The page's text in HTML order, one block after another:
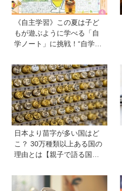
《自主学習》この夏は子ど
もが遊ぶように学べる「自
学ノート」に挑戦！“自学指
諭の森川正樹先生に訊く、
テーマの見つけ方やサポー
ト法。自由研究にも
日本より苗字が多い国はど
こ？ 30万種類以上ある国の
理由とは【親子で語る国際